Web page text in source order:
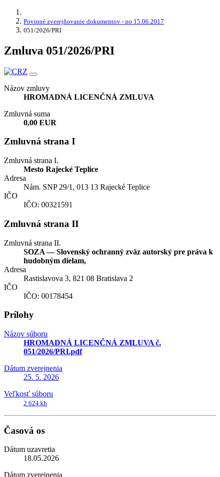
Povinné zverejňovanie dokumentov - po 15.06.2017
051/2026/PRI
Zmluva 051/2026/PRI
Názov zmluvy
HROMADNÁ LICENČNÁ ZMLUVA
Zmluvná suma
0,00 EUR
Zmluvná strana I
Zmluvná strana I.
Mesto Rajecké Teplice
Adresa
Nám. SNP 29/1, 013 13 Rajecké Teplice
IČO
IČO: 00321591
Zmluvná strana II
Zmluvná strana II.
SOZA — Slovenský ochranný zväz autorský pre práva k
hudobným dielam,
Adresa
Rastislavova 3, 821 08 Bratislava 2
IČO
IČO: 00178454
Prílohy
Názov súboru
HROMADNÁ LICENČNÁ ZMLUVA č.
051/2026/PRI.pdf
Dátum zverejnenia
25. 5. 2026
Veľkosť súboru
2 624 kb
Časová os
Dátum uzavretia
18.05.2026
Dátum zverejnenia